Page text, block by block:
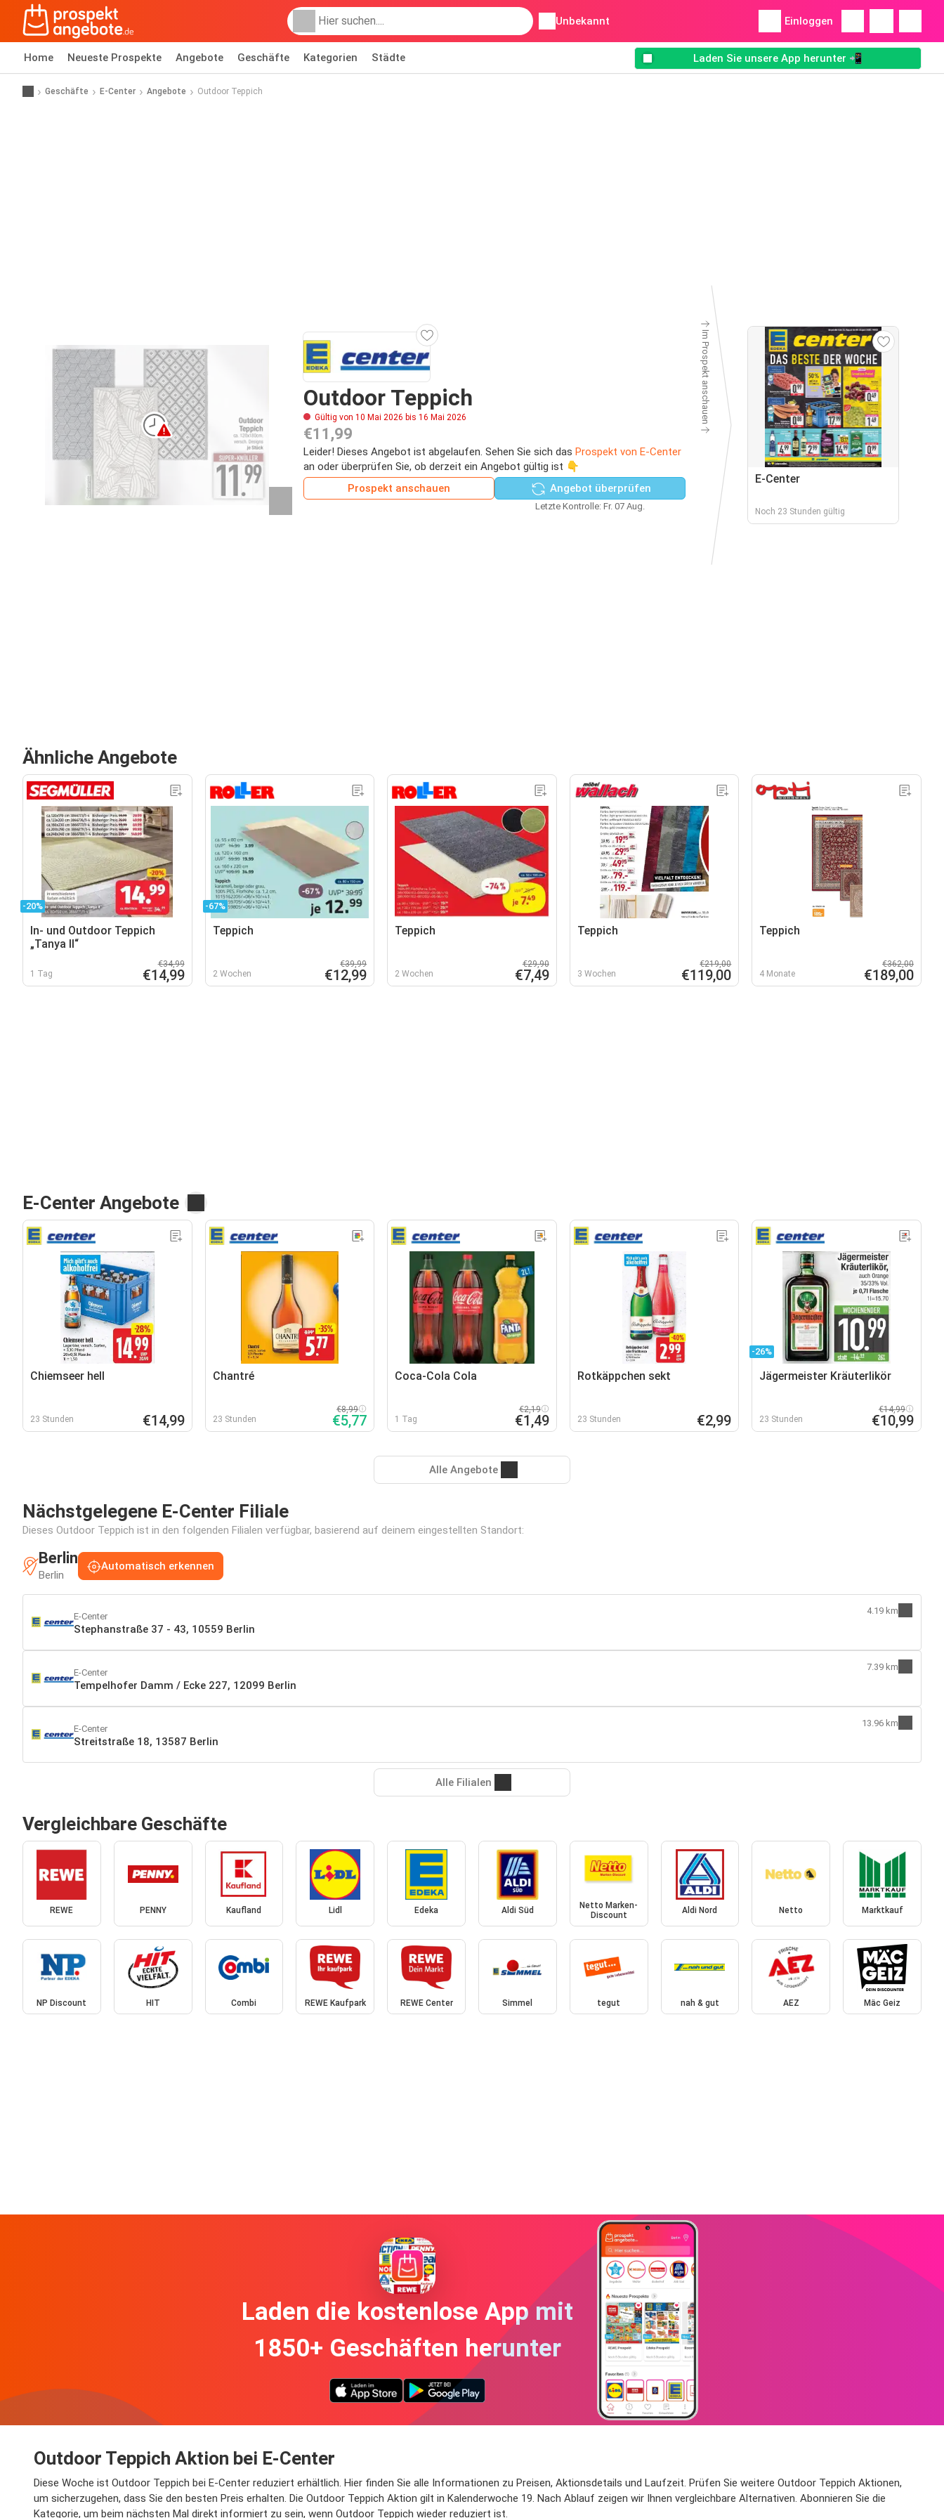
Unbekannt Einloggen
Home Neueste Prospekte Angebote Geschäfte Kategorien Städte Laden Sie unsere App herunter 📲
Geschäfte E-Center Angebote Outdoor Teppich
Outdoor Teppich
Gültig von 10 Mai 2026 bis 16 Mai 2026
€11,99
Leider! Dieses Angebot ist abgelaufen. Sehen Sie sich das Prospekt von E-Center
an oder überprüfen Sie, ob derzeit ein Angebot gültig ist 👇
Prospekt anschauen
Angebot überprüfen
Letzte Kontrolle: Fr. 07 Aug.
Im Prospekt anschauen
E-Center
Noch 23 Stunden gültig
Ähnliche Angebote
-20%
In- und Outdoor Teppich
„Tanya II“
1 Tag
€34,99
€14,99
-67%
Teppich
2 Wochen
€39,99
€12,99
Teppich
2 Wochen
€29,90
€7,49
Teppich
3 Wochen
€219,00
€119,00
Teppich
4 Monate
€362,00
€189,00
E-Center Angebote
Chiemseer hell
23 Stunden €14,99
Chantré
23 Stunden
€8,99
€5,77
Coca-Cola Cola
1 Tag
€2,19
€1,49
Rotkäppchen sekt
23 Stunden €2,99
-26%
Jägermeister Kräuterlikör
23 Stunden
€14,99
€10,99
Alle Angebote
Nächstgelegene E-Center Filiale
Dieses Outdoor Teppich ist in den folgenden Filialen verfügbar, basierend auf deinem eingestellten Standort:
Berlin
Berlin
Automatisch erkennen
E-Center
Stephanstraße 37 - 43, 10559 Berlin
4.19 km
E-Center
Tempelhofer Damm / Ecke 227, 12099 Berlin
7.39 km
E-Center
Streitstraße 18, 13587 Berlin
13.96 km
Alle Filialen
Vergleichbare Geschäfte
REWE PENNY Kaufland Lidl Edeka Aldi Süd
Netto Marken-
Discount
Aldi Nord Netto Marktkauf
NP Discount HIT Combi REWE Kaufpark REWE Center Simmel tegut nah & gut AEZ Mäc Geiz
Laden die kostenlose App mit
1850+ Geschäften herunter
Outdoor Teppich Aktion bei E-Center
Diese Woche ist Outdoor Teppich bei E-Center reduziert erhältlich. Hier finden Sie alle Informationen zu Preisen, Aktionsdetails und Laufzeit. Prüfen Sie weitere Outdoor Teppich Aktionen,
um sicherzugehen, dass Sie den besten Preis erhalten. Die Outdoor Teppich Aktion gilt in Kalenderwoche 19. Nach Ablauf zeigen wir Ihnen vergleichbare Alternativen. Abonnieren Sie die
Kategorie, um beim nächsten Mal direkt informiert zu sein, wenn Outdoor Teppich wieder reduziert ist.